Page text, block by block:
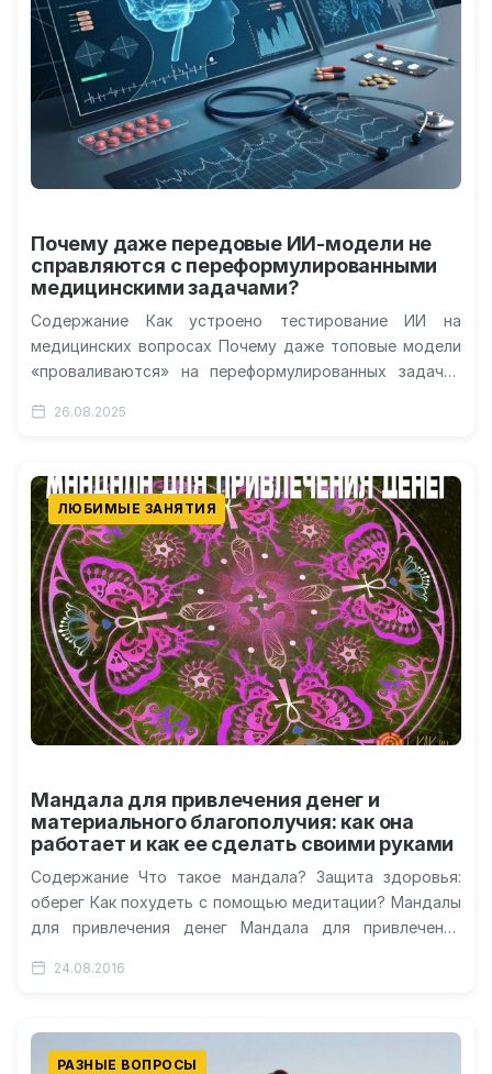
Почему даже передовые ИИ-модели не
справляются с переформулированными
медицинскими задачами?
Содержание Как устроено тестирование ИИ на
медицинских вопросах Почему даже топовые модели
«проваливаются» на переформулированных задачах
искусственного интеллекта Что это значит для…
26.08.2025
ЛЮБИМЫЕ ЗАНЯТИЯ
Мандала для привлечения денег и
материального благополучия: как она
работает и как ее сделать своими руками
Содержание Что такое мандала? Защита здоровья:
оберег Как похудеть с помощью медитации? Мандалы
для привлечения денег Мандала для привлечения
24.08.2016
РАЗНЫЕ ВОПРОСЫ